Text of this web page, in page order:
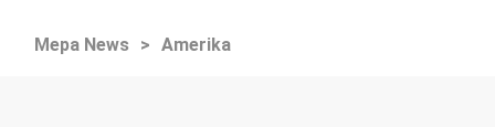
Mepa News > Amerika